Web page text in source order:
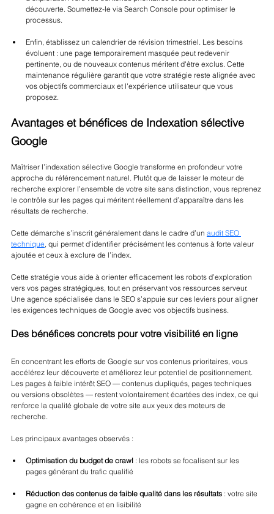
découverte. Soumettez-le via Search Console pour optimiser le
processus.
Enfin, établissez un calendrier de révision trimestriel. Les besoins
évoluent : une page temporairement masquée peut redevenir
pertinente, ou de nouveaux contenus méritent d'être exclus. Cette
maintenance régulière garantit que votre stratégie reste alignée avec
vos objectifs commerciaux et l'expérience utilisateur que vous
proposez.
Avantages et bénéfices de Indexation sélective
Google
Maîtriser l’indexation sélective Google transforme en profondeur votre
approche du référencement naturel. Plutôt que de laisser le moteur de
recherche explorer l’ensemble de votre site sans distinction, vous reprenez
le contrôle sur les pages qui méritent réellement d’apparaître dans les
résultats de recherche.
Cette démarche s’inscrit généralement dans le cadre d’un audit SEO
technique , qui permet d’identifier précisément les contenus à forte valeur
ajoutée et ceux à exclure de l’index.
Cette stratégie vous aide à orienter efficacement les robots d’exploration
vers vos pages stratégiques, tout en préservant vos ressources serveur.
Une agence spécialisée dans le SEO s’appuie sur ces leviers pour aligner
les exigences techniques de Google avec vos objectifs business.
Des bénéfices concrets pour votre visibilité en ligne
En concentrant les efforts de Google sur vos contenus prioritaires, vous
accélérez leur découverte et améliorez leur potentiel de positionnement.
Les pages à faible intérêt SEO — contenus dupliqués, pages techniques
ou versions obsolètes — restent volontairement écartées des index, ce qui
renforce la qualité globale de votre site aux yeux des moteurs de
recherche.
Les principaux avantages observés :
Optimisation du budget de crawl : les robots se focalisent sur les
pages générant du trafic qualifié
Réduction des contenus de faible qualité dans les résultats : votre site
gagne en cohérence et en lisibilité